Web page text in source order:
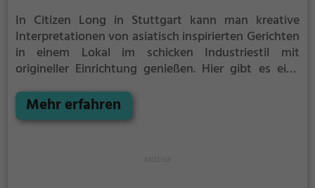
In Citizen Long in Stuttgart kann man kreative
Interpretationen von asiatisch inspirierten Gerichten
in einem Lokal im schicken Industriestil mit
origineller Einrichtung genießen. Hier gibt es eine
und gesunden Gerichten sowie Fusionsküche und
Biogerichte. Zudem bietet das Restaurant leckere
Mehr erfahren